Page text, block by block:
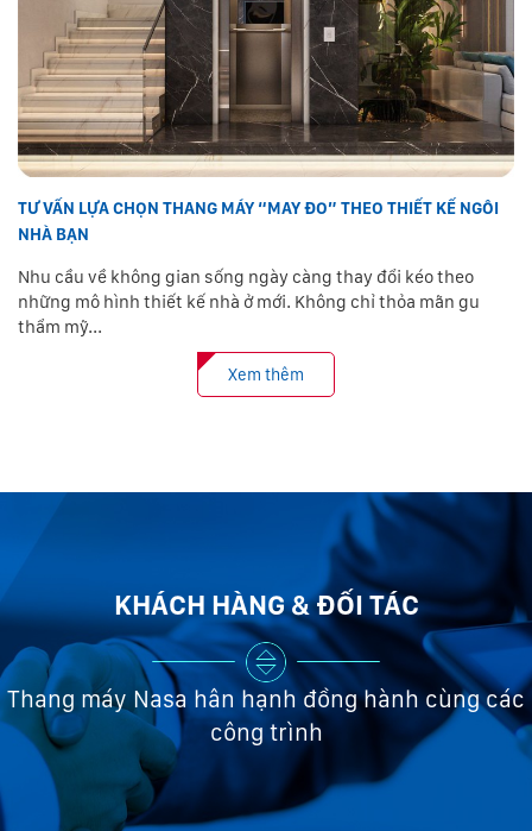
TƯ VẤN LỰA CHỌN THANG MÁY “MAY ĐO” THEO THIẾT KẾ NGÔI
NHÀ BẠN
Nhu cầu về không gian sống ngày càng thay đổi kéo theo
những mô hình thiết kế nhà ở mới. Không chỉ thỏa mãn gu
thẩm mỹ...
Xem thêm
KHÁCH HÀNG & ĐỐI TÁC
Thang máy Nasa hân hạnh đồng hành cùng các
công trình